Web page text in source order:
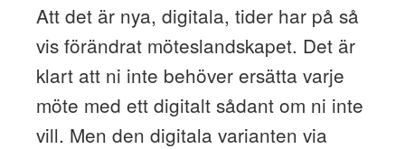
Att det är nya, digitala, tider har på så
vis förändrat möteslandskapet. Det är
klart att ni inte behöver ersätta varje
möte med ett digitalt sådant om ni inte
vill. Men den digitala varianten via